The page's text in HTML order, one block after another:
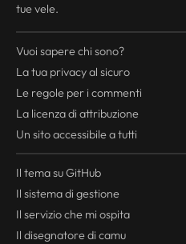
tue vele.
Vuoi sapere chi sono?
La tua privacyal sicuro
Le regole per i commenti
La licenza di attribuzione
Un sito accessibile a tutti
Il tema su GitHub
Il sistema di gestione
Il servizio che mi ospita
Il disegnatore di camu